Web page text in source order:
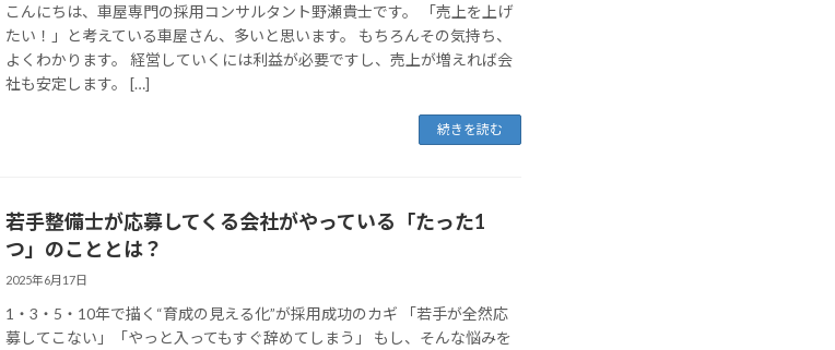
こんにちは、車屋専門の採用コンサルタント野瀬貴士です。 「売上を上げ
たい！」と考えている車屋さん、多いと思います。 もちろんその気持ち、
よくわかります。 経営していくには利益が必要ですし、売上が増えれば会
社も安定します。 […]
続きを読む
若手整備士が応募してくる会社がやっている「たった1
つ」のこととは？
2025年6月17日
1・3・5・10年で描く“育成の見える化”が採用成功のカギ 「若手が全然応
募してこない」「やっと入ってもすぐ辞めてしまう」 もし、そんな悩みを